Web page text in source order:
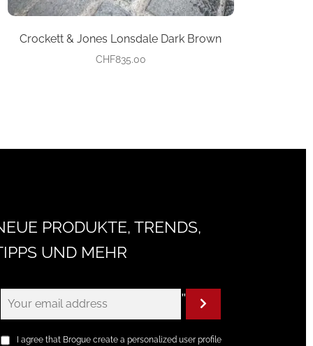
Crockett & Jones Lonsdale Dark Brown
CHF835.00
PRODUKTE, TRENDS,
UND MEHR
"
I agree that Brogue create a personalized user profile